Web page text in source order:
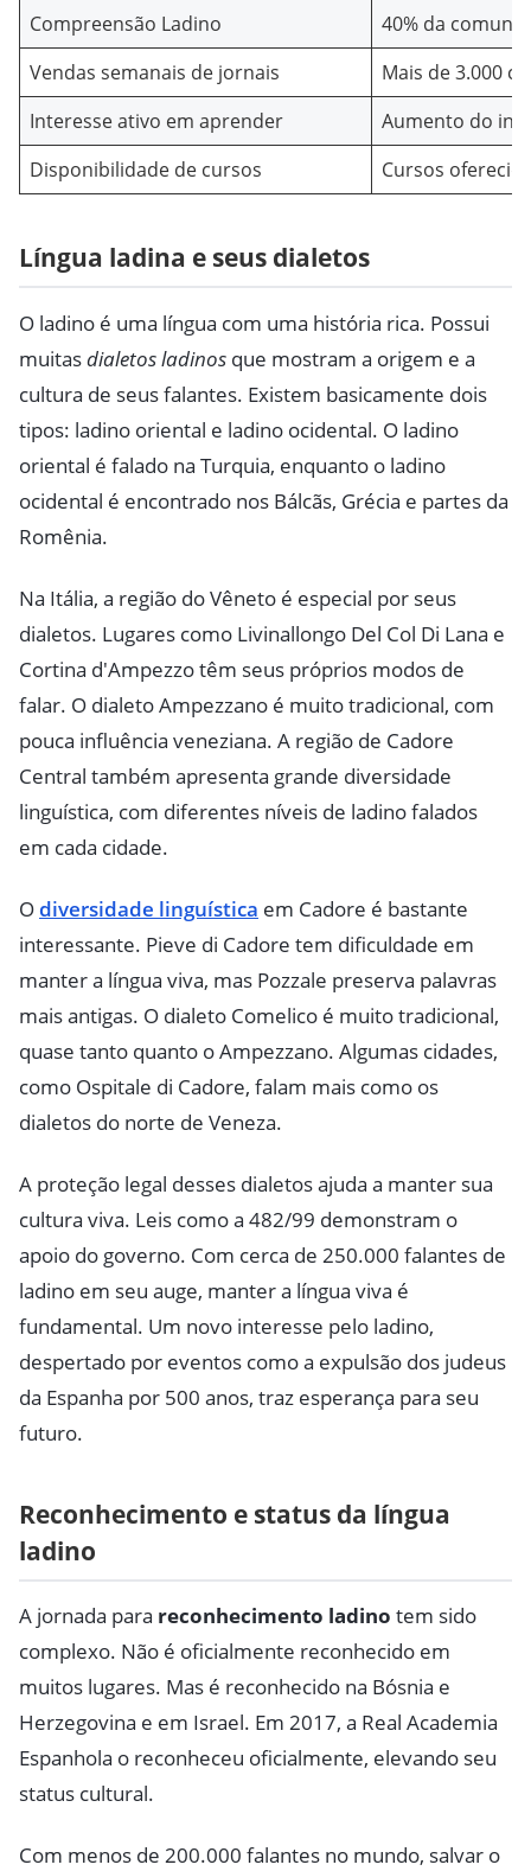
Compreensão Ladino
40% da
Vendas semanais de jornais
Mais de 3.000
Interesse ativo em aprender
Aumento do
Disponibilidade de cursos
Cursos
Língua ladina e seus dialetos
O ladino é uma língua com uma história rica. Possui
muitasdialetos ladinos que mostram a origem e a
cultura de seus falantes. Existem basicamente dois
tipos: ladino oriental e ladino ocidental. O ladino
oriental é falado na Turquia, enquanto o ladino
ocidental é encontrado nos Bálcãs, Grécia e partes da
Romênia.
Na Itália, a região do Vêneto é especial por seus
dialetos. Lugares como Livinallongo Del Col Di Lana e
Cortina d'Ampezzo têm seus próprios modos de
falar. O dialeto Ampezzano é muito tradicional, com
pouca influência veneziana. A região de Cadore
Central também apresenta grande diversidade
linguística, com diferentes níveis de ladino falados
em cada cidade.
Odiversidade linguística em Cadore é bastante
interessante. Pieve di Cadore tem dificuldade em
manter a língua viva, mas Pozzale preserva palavras
mais antigas. O dialeto Comelico é muito tradicional,
quase tanto quanto o Ampezzano. Algumas cidades,
como Ospitale di Cadore, falam mais como os
dialetos do norte de Veneza.
A proteção legal desses dialetos ajuda a manter sua
cultura viva. Leis como a 482/99 demonstram o
apoio do governo. Com cerca de 250.000 falantes de
ladino em seu auge, manter a língua viva é
fundamental. Um novo interesse pelo ladino,
despertado por eventos como a expulsão dos judeus
da Espanha por 500 anos, traz esperança para seu
futuro.
Reconhecimento e status da língua
ladino
A jornada para reconhecimento ladino tem sido
complexo. Não é oficialmente reconhecido em
muitos lugares. Mas é reconhecido na Bósnia e
Herzegovina e em Israel. Em 2017, a Real Academia
Espanhola o reconheceu oficialmente, elevando seu
status cultural.
Com menos de 200.000 falantes no mundo, salvar o